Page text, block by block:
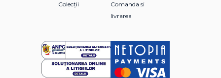
Colecții
Comanda si
livrarea